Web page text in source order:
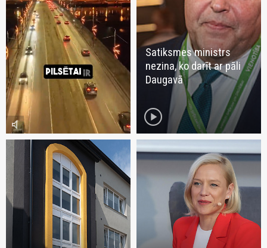
volume_mute
Satiksmes ministrs
nezina, ko darīt ar pāli
Daugavā
play_circle